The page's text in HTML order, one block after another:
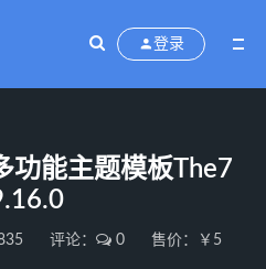
登录
功能主题模板The7
评论： 0 售价：￥5